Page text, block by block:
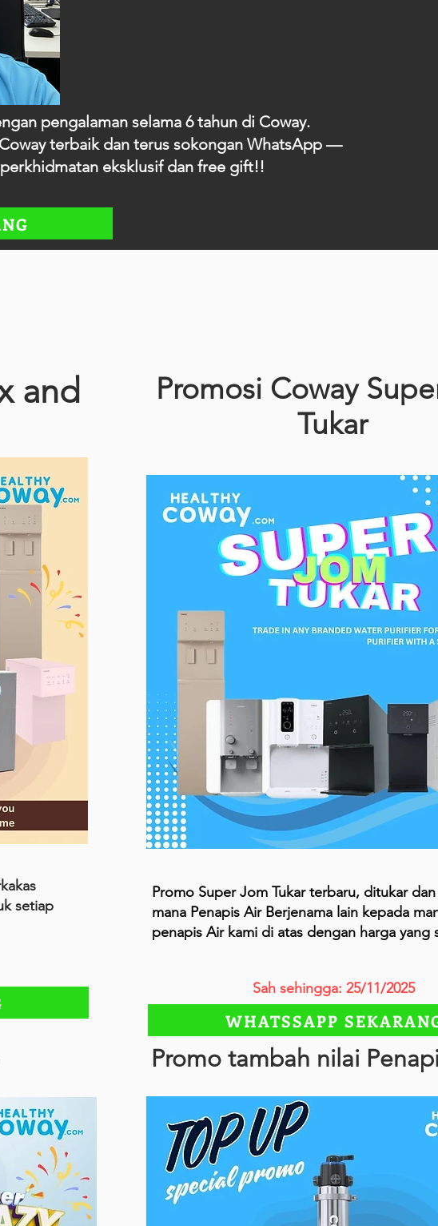
pengalaman selama 6 tahun di Coway.
terbaik dan terus sokongan WhatsApp —
eksklusif dan free gift!!
and
setiap
Promosi Coway
Tukar
Promo Super Jom Tukar terbaru, ditukar dan
mana Penapis Air Berjenama lain kepada
penapis Air kami di atas dengan harga yang
Sah sehingga: 25/11/2025
WHATSSAPP
Promo tambah nilai